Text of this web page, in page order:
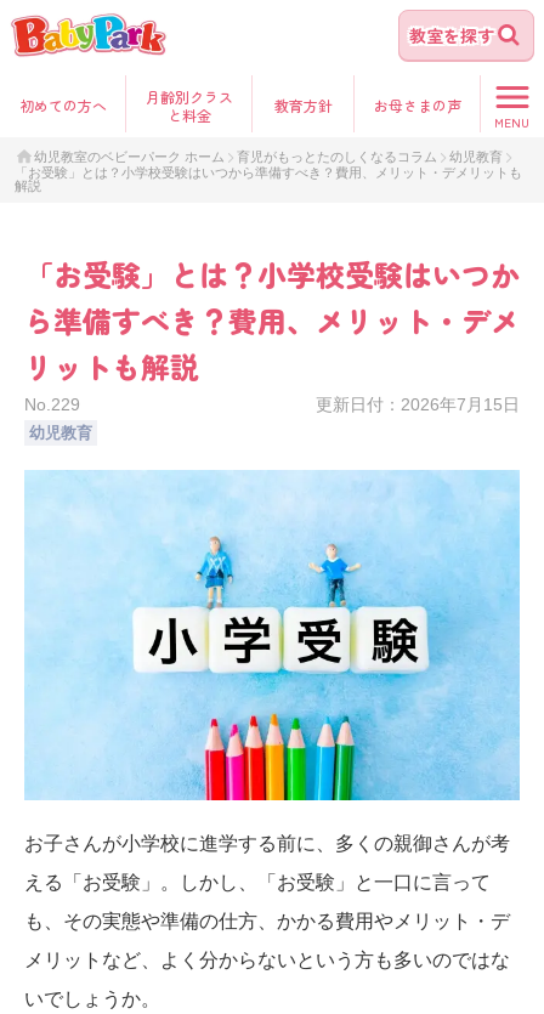
教室を探す
初めての方へ
月齢別クラス
と料金
教育方針 お母さまの声
MENU
幼児教室のベビーパーク ホーム 育児がもっとたのしくなるコラム
幼児教育
「お受験」とは？小学校受験はいつから準備すべき？費用、メリット・デメリットも
解説
「お受験」とは？小学校受験はいつか
ら準備すべき？費用、メリット・デメ
リットも解説
No. 229 更新日付： 2026年7月15日
幼児教育
お子さんが小学校に進学する前に、多くの親御さんが考
える「お受験」。しかし、「お受験」と一口に言って
も、その実態や準備の仕方、かかる費用やメリット・デ
メリットなど、よく分からないという方も多いのではな
いでしょうか。